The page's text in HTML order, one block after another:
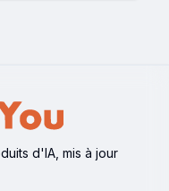
d'IA, mis à jour